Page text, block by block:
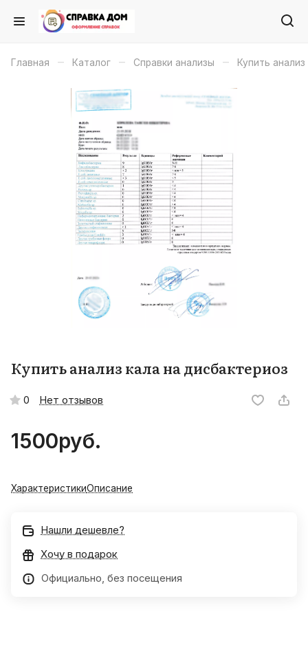
Главная – Каталог – Справки анализы – Купить
Купить анализ кала на дисбактериоз
0 Нет отзывов
1500руб.
ХарактеристикиОписание
Нашли дешевле?
Хочу в подарок
Официально, без посещения